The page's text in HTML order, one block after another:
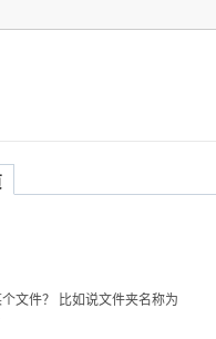
文件？ 比如说文件夹名称为